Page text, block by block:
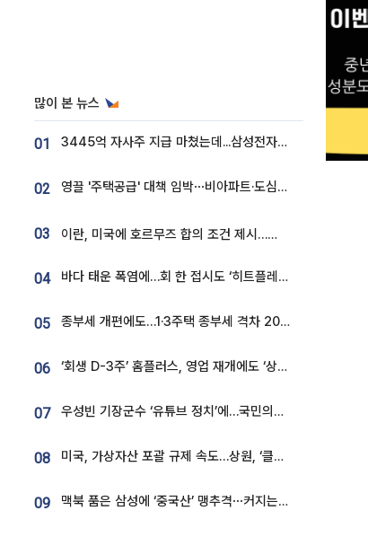
많이 본 뉴스
01 3445억 자사주 지급 마쳤는데...삼성전자 DX노조, 뒤늦은 '떼쓰기 집회'
02 영끌 '주택공급' 대책 임박⋯비아파트·도심복합까지 총동원
03 이란, 미국에 호르무즈 합의 조건 제시…美 “경기 아직 안 끝나” [종합]
04 바다 태운 폭염에…회 한 접시도 ‘히트플레이션’
05 종부세 개편에도…1·3주택 종부세 격차 2028년부터 확대
06 ‘회생 D-3주’ 홈플러스, 영업 재개에도 ‘상품 공급망’ 복구가 생존 관건
07 우성빈 기장군수 ‘유튜브 정치’에…국민의힘 군의원들 집단 반발
08 미국, 가상자산 포괄 규제 속도…상원, ‘클래리티법’ 9월 절차투표 추진
09 맥북 품은 삼성에 ‘중국산’ 맹추격⋯커지는 노트북 OLED 시장